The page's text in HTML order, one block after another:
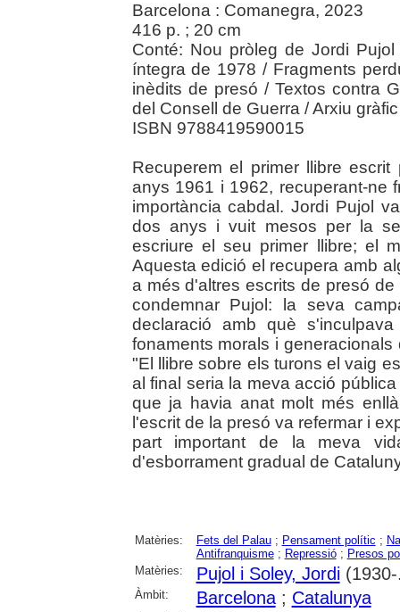
Barcelona : Comanegra, 2023
416 p. ; 20 cm
Conté: Nou pròleg de Jordi
íntegra de 1978 / Fragments
inèdits de presó / Textos contra
del Consell de Guerra / Arxiu
ISBN 9788419590015
Recuperem el primer llibre
anys 1961 i 1962, recuperant-ne
importància cabdal. Jordi Pujol
dos anys i vuit mesos per la
escriure el seu primer llibre; el
Aquesta edició el recupera amb
a més d'altres escrits de presó
condemnar Pujol: la seva
declaració amb què
fonaments morals i
"El llibre sobre els turons el vaig
al final seria la meva acció
que ja havia anat molt més
l'escrit de la presó va refermar i
part important de la meva
d'esborrament gradual de
Matèries: Fets del Palau; Pensament polític ;
Antifranquisme; Repressió; Presos
Matèries:
Pujol i Soley, Jordi
Àmbit: Barcelona; Catalunya